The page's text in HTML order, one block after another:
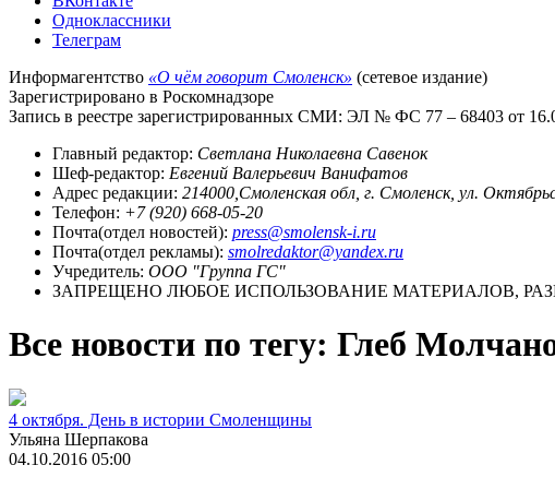
Одноклассники
Телеграм
Информагентство «О чём говорит Смоленск» (сетевое издание)
Зарегистрировано в Роскомнадзоре
Запись в реестре зарегистрированных СМИ: ЭЛ № ФС 77 – 68403 от
Главный редактор: Светлана Николаевна Савенок
Шеф-редактор: Евгений Валерьевич Ванифатов
Адрес редакции: 214000,Смоленская обл, г. Смоленск, ул.
Телефон: +7 (920) 668-05-20
Почта(отдел новостей): press@smolensk-i.ru
Почта(отдел рекламы): smolredaktor@yandex.ru
Учредитель: ООО "Группа ГС"
ЗАПРЕЩЕНО ЛЮБОЕ ИСПОЛЬЗОВАНИЕ МАТЕРИАЛОВ,
Все новости по тегу: Глеб
4 октября. День в истории Смоленщины
Ульяна Шерпакова
04.10.2016 05:00